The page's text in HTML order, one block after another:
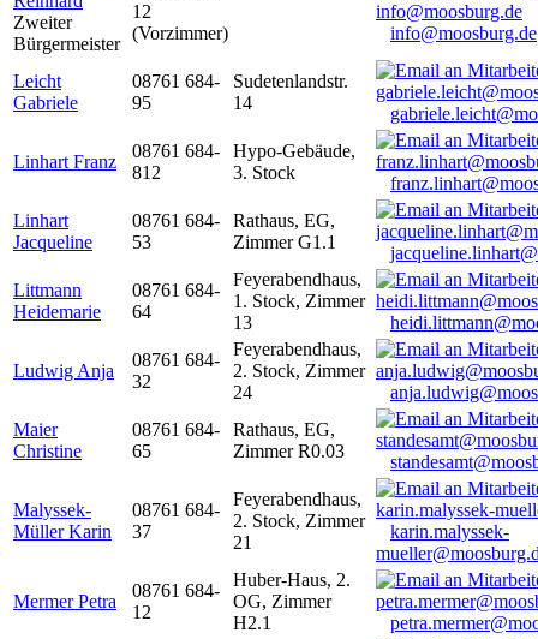
Zweiter
Bürgermeister
12
(Vorzimmer)
info@moosburg.de
Leicht
Gabriele
08761 684-
95
Sudetenlandstr.
14
Linhart Franz
08761 684-
812
Hypo-Gebäude,
3. Stock
Linhart
Jacqueline
08761 684-
53
Rathaus, EG,
Zimmer G1.1
Littmann
Heidemarie
08761 684-
64
Feyerabendhaus,
1. Stock, Zimmer
13
Ludwig Anja
08761 684-
32
Feyerabendhaus,
2. Stock, Zimmer
24
Maier
Christine
08761 684-
65
Rathaus, EG,
Zimmer R0.03
Malyssek-
Müller Karin
08761 684-
37
Feyerabendhaus,
2. Stock, Zimmer
21
karin.malyssek-
Mermer Petra
08761 684-
12
Huber-Haus, 2.
OG, Zimmer
H2.1